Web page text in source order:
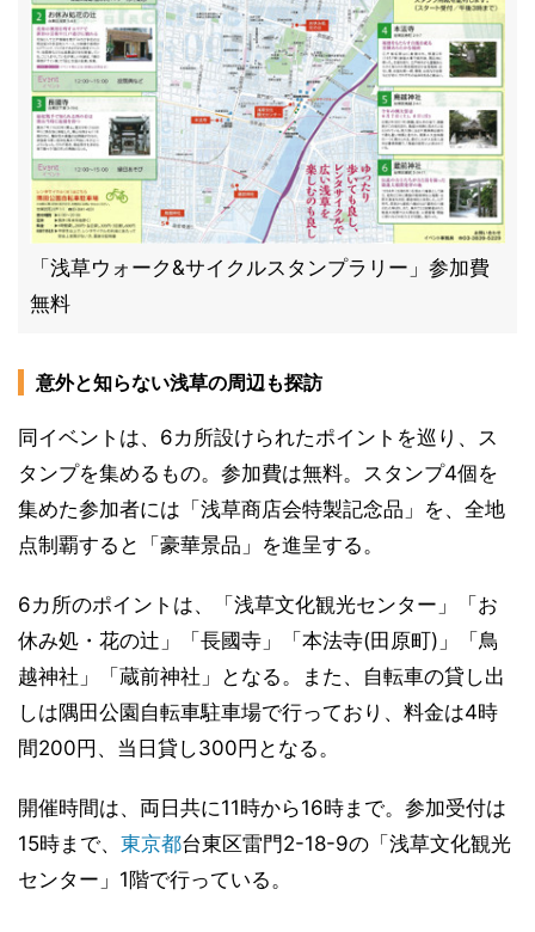
「浅草ウォーク&サイクルスタンプラリー」参加費
無料
意外と知らない浅草の周辺も探訪
同イベントは、6カ所設けられたポイントを巡り、ス
タンプを集めるもの。参加費は無料。スタンプ4個を
集めた参加者には「浅草商店会特製記念品」を、全地
点制覇すると「豪華景品」を進呈する。
6カ所のポイントは、「浅草文化観光センター」「お
休み処・花の辻」「長國寺」「本法寺(田原町)」「鳥
越神社」「蔵前神社」となる。また、自転車の貸し出
しは隅田公園自転車駐車場で行っており、料金は4時
間200円、当日貸し300円となる。
開催時間は、両日共に11時から16時まで。参加受付は
15時まで、 東京都台東区雷門2-18-9の「浅草文化観光
センター」1階で行っている。